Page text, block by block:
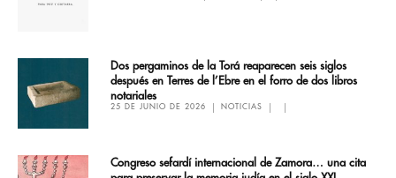
Dos pergaminos de la Torá reaparecen seis siglos
después en Terres de l’Ebre en el forro de dos libros
notariales
25 DE JUNIO DE 2026 NOTICIAS
Congreso sefardí internacional de Zamora… una cita